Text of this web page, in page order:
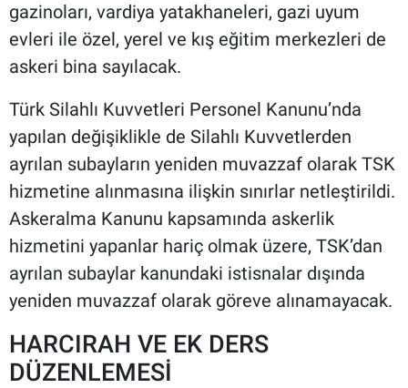
gazinoları, vardiya yatakhaneleri, gazi uyum
evleri ile özel, yerel ve kış eğitim merkezleri de
askeri bina sayılacak.
Türk Silahlı Kuvvetleri Personel Kanunu’nda
yapılan değişiklikle de Silahlı Kuvvetlerden
ayrılan subayların yeniden muvazzaf olarak TSK
hizmetine alınmasına ilişkin sınırlar netleştirildi.
Askeralma Kanunu kapsamında askerlik
hizmetini yapanlar hariç olmak üzere, TSK’dan
ayrılan subaylar kanundaki istisnalar dışında
yeniden muvazzaf olarak göreve alınamayacak.
HARCIRAH VE EK DERS
DÜZENLEMESİ